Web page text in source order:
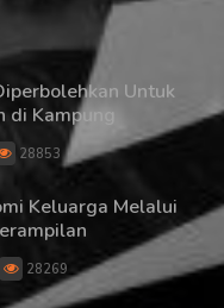
Untuk
di Kampung
28853
Keluarga Melalui
28269